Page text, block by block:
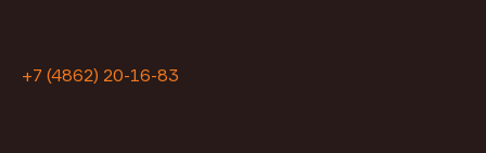
+7 (4862) 20-16-83